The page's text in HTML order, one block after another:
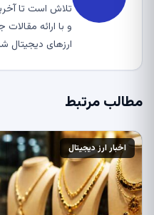
تلاش است تا
و با ارائه
ارزهای دیجیتال
مطالب مرتبط
اخبار ارز دیجیتال